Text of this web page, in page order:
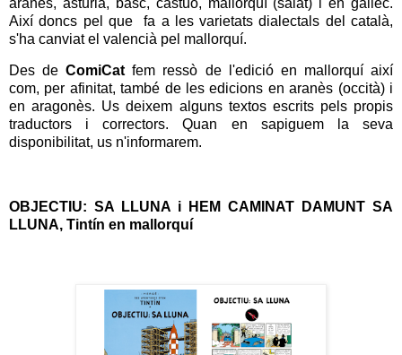
Així doncs pel que fa a les varietats dialectals del català,
s'ha canviat el valencià pel mallorquí.
Des deComiCatfem ressò de l'edició en mallorquí així
com, per afinitat, també de les edicions en aranès (occità) i
en aragonès. Us deixem alguns textos escrits pels propis
traductors i correctors. Quan en sapiguem la seva
disponibilitat, us n'informarem.
OBJECTIU: SA LLUNA i HEM CAMINAT DAMUNT SA
LLUNA, Tintín en mallorquí